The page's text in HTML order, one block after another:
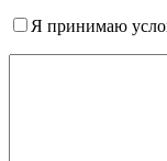
Я принимаю